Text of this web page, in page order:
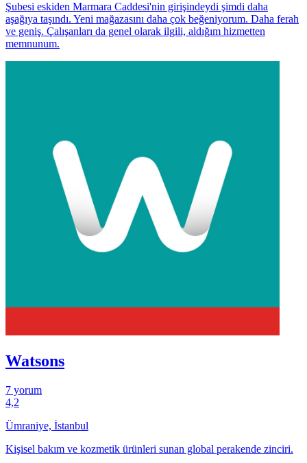
Şubesi eskiden Marmara Caddesi'nin girişindeydi şimdi daha
aşağıya taşındı. Yeni mağazasını daha çok beğeniyorum. Daha ferah
ve geniş. Çalışanları da genel olarak ilgili, aldığım hizmetten
memnunum.
Watsons
7 yorum
4,2
Ümraniye, İstanbul
Kişisel bakım ve kozmetik ürünleri sunan global perakende zinciri.